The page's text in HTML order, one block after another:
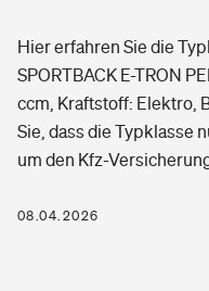
Arbeitsrechtsschutz
Hausratversicherung
Elementarversicherung
Photovoltaik
Wärmepumpen versichern
Pri­vate Haft­pflicht­
Gesundheit
Private
Hier erfahren Sie die
SPORTBACK E-TRON
ccm, Kraftstoff: Elektro,
Sie, dass die Typklasse
um den Kfz-
08.04.2026